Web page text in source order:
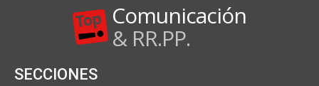
Comunicación
& RR.PP.
SECCIONES